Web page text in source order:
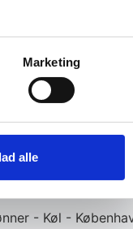
Marketing
alle
til små